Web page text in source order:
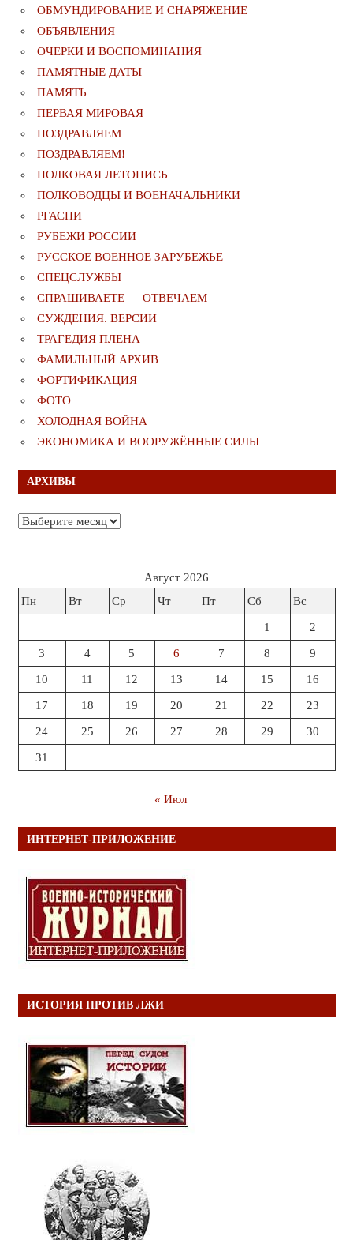
ОБМУНДИРОВАНИЕ И СНАРЯЖЕНИЕ
ОБЪЯВЛЕНИЯ
ОЧЕРКИ И ВОСПОМИНАНИЯ
ПАМЯТНЫЕ ДАТЫ
ПАМЯТЬ
ПЕРВАЯ МИРОВАЯ
ПОЗДРАВЛЯЕМ
ПОЗДРАВЛЯЕМ!
ПОЛКОВАЯ ЛЕТОПИСЬ
ПОЛКОВОДЦЫ И ВОЕНАЧАЛЬНИКИ
РГАСПИ
РУБЕЖИ РОССИИ
РУССКОЕ ВОЕННОЕ ЗАРУБЕЖЬЕ
СПЕЦСЛУЖБЫ
СПРАШИВАЕТЕ — ОТВЕЧАЕМ
СУЖДЕНИЯ. ВЕРСИИ
ТРАГЕДИЯ ПЛЕНА
ФАМИЛЬНЫЙ АРХИВ
ФОРТИФИКАЦИЯ
ФОТО
ХОЛОДНАЯ ВОЙНА
ЭКОНОМИКА И ВООРУЖЁННЫЕ СИЛЫ
АРХИВЫ
Архивы
Август 2026
Пн
Вт Ср Чт Пт Сб Вс
1 2
3 4 5 6 7 8 9
10 11 12 13 14 15 16
17 18 19 20 21 22 23
24 25 26 27 28 29 30
31
« Июл
ИНТЕРНЕТ-ПРИЛОЖЕНИЕ
ИСТОРИЯ ПРОТИВ ЛЖИ